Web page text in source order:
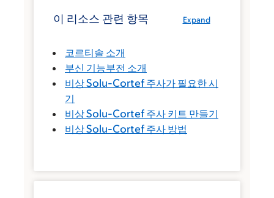
Expand
이 리소스 관련 항목
코르티솔 소개
부신 기능부전 소개
비상 Solu-Cortef 주사가 필요한 시
기
비상 Solu-Cortef 주사 키트 만들기
비상 Solu-Cortef 주사 방법